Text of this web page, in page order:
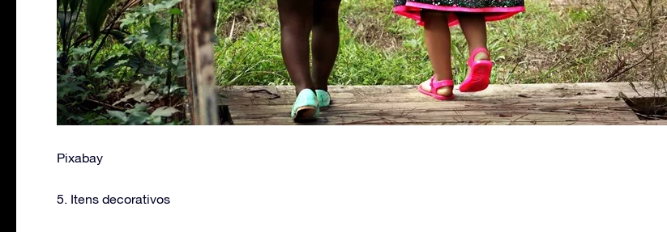
Pixabay
5. Itens decorativos